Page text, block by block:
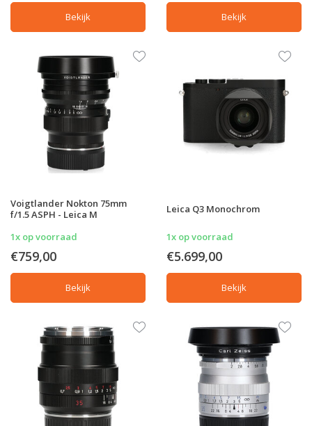
Bekijk Bekijk
Voigtlander Nokton 75mm
f/1.5 ASPH - Leica M
1x op voorraad
€759,00
Bekijk
Leica Q3 Monochrom
1x op voorraad
€5.699,00
Bekijk